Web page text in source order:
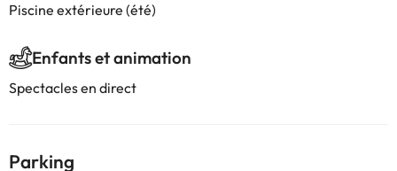
Piscine extérieure (été)
Enfants et animation
Spectacles en direct
Parking